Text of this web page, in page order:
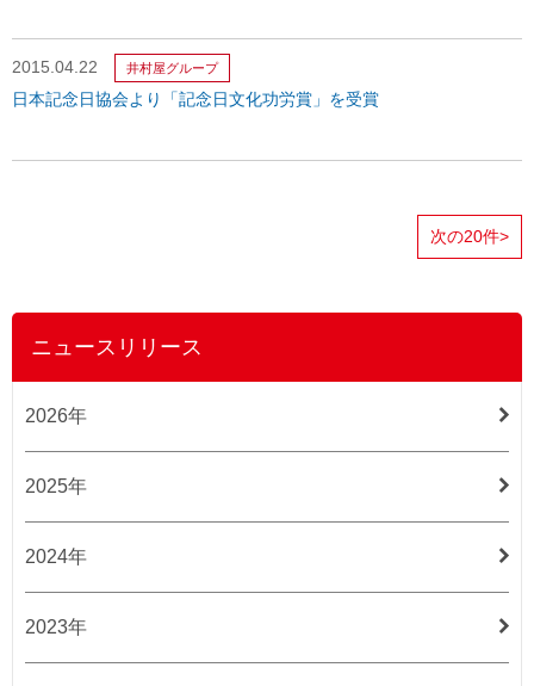
2015.04.22 井村屋グループ
日本記念日協会より「記念日文化功労賞」を受賞
次の20件>
ニュースリリース
2026年
2025年
2024年
2023年